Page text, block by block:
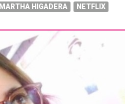
MARTHA HIGADERA NETFLIX